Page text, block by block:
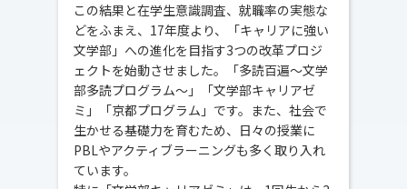
この結果と在学生意識調査、就職率の実態な
どをふまえ、17年度より、「キャリアに強い
文学部」への進化を目指す3つの改革プロジ
ェクトを始動させました。「多読百遍～文学
部多読プログラム～」「文学部キャリアゼ
ミ」「京都プログラム」です。また、社会で
生かせる基礎力を育むため、日々の授業に
PBLやアクティブラーニングも多く取り入れ
ています。